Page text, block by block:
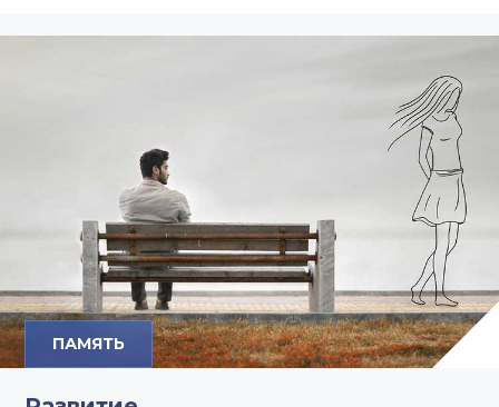
ПАМЯТЬ